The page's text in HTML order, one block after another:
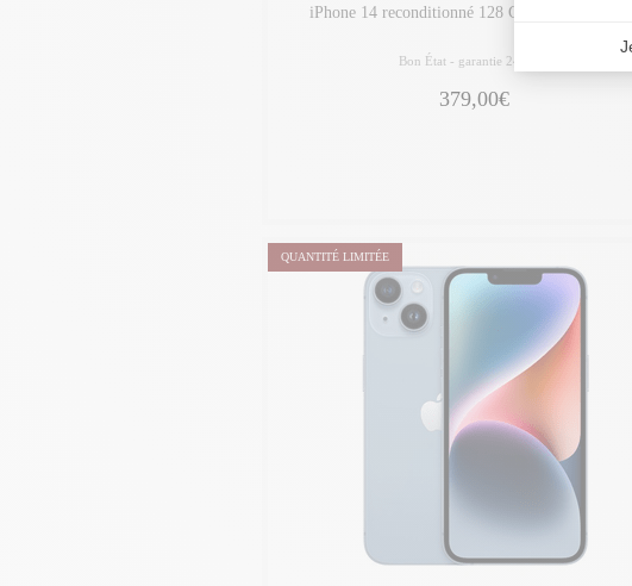
iPhone 14 reconditionné 128 Go, Bleu, débloqué
Bon État - garantie 24 mois
379,00€
QUANTITÉ LIMITÉE